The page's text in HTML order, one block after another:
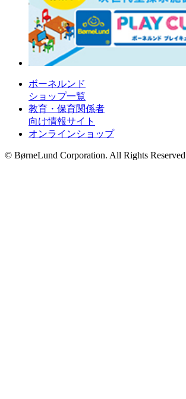
ボーネルンド
ショップ一覧
教育・保育関係者
向け情報サイト
オンラインショップ
© BørneLund Corporation. All Rights